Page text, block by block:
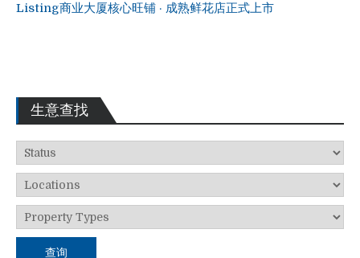
Listing商业大厦核心旺铺 · 成熟鲜花店正式上市
生意查找
查询